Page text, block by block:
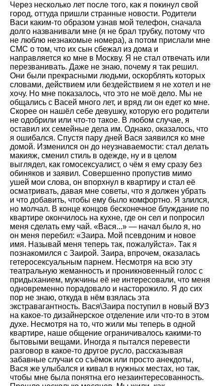
Через несколько лет после того, как я покинул свой
город, оттуда пришли странные новости. Родители
Васи каким-то образом узнав мой телефон, сначала
долго названивали мне (я не брал трубку, потому что
не люблю незнакомые номера), а потом прислали мне
СМС о том, что их сын сбежал из дома и
направляется ко мне в Москву. Я не стал отвечать или
перезванивать. Даже не знаю, почему я так решил.
Они были прекрасными людьми, оскорблять которых
словами, действием или бездействием я не хотел и не
хочу. Но мне показалось, что это не моё дело. Мы не
общались с Васей много лет, и вряд ли он едет ко мне.
Скорее он нашёл себе девушку, которую его родители
не одобрили или что-то такое. В любом случае, я
оставил их семейные дела им. Однако, оказалось, что
я ошибался. Спустя пару дней Вася заявился ко мне
домой. Изменился он до неузнаваемости: стал делать
макияж, сменил стиль в одежде, ну и в целом
выглядел, как гомосексуалист, о чём я ему сразу без
обиняков и заявил. Совершенно пропустив мимо
ушей мои слова, он впорхнул в квартиру и стал её
осматривать, давая мне советы, что я должен убрать
и что добавить, чтобы ему было комфортно. Я злился,
но молчал. В конце концов бесконечное блуждание по
квартире окончилось на кухне, где он сел и попросил
меня сделать ему чай. «Вася...» — начал было я, но
он меня перебил: «Заира. Мой псевдоним и новое
имя. Называй меня теперь так, пожалуйста». Так я
познакомился с Заирой. Заира, впрочем, оказалась
гетеросексуальным парнем. Несмотря на всю эту
театральную жеманность и проникновенный голос с
придыханием, мужчины её не интересовали, что меня
одновременно порадовало и насторожило. Я до сих
пор не знаю, откуда в нём взялась эта
экстравагантность. Вася\Заира поступил в новый ВУЗ
на какое-то дизайнерское отделение или что-то в этом
духе. Несмотря на то, что жили мы теперь в одной
квартире, наше общение ограничивалось какими-то
бытовыми вещами. Иногда я пытался перевести
разговор в какое-то другое русло, рассказывая
забавные случаи со съёмок или просто анекдоты,
Вася же улыбался и кивал в нужных местах, но так,
чтобы мне была понятна его незаинтересованность.